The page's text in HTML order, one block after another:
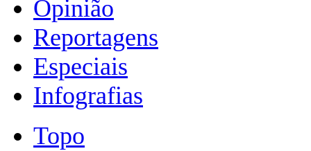
Opinião
Reportagens
Especiais
Infografias
Topo